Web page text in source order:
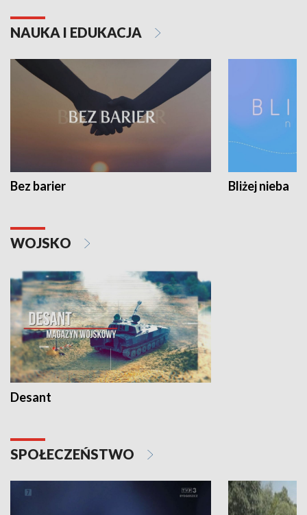
NAUKA I EDUKACJA
Bez barier Bliżej nieba
WOJSKO
Desant
SPOŁECZEŃSTWO